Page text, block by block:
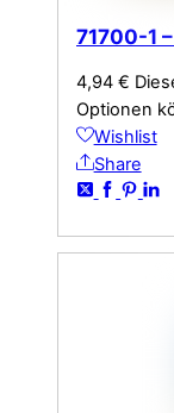
71700-1
4,94 €
Optionen
Wishlist
Share